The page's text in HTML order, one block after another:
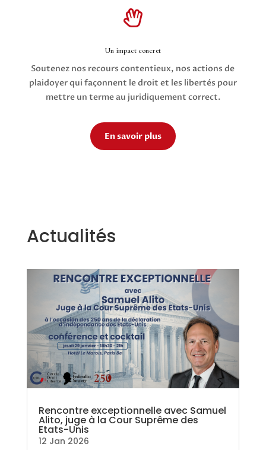

Un impact concret
Soutenez nos recours contentieux, nos actions de
plaidoyer qui façonnent le droit et les libertés pour
mettre un terme au juridiquement correct.
En savoir plus
Actualités
Rencontre exceptionnelle avec Samuel
Alito, juge à la Cour Suprême des
Etats-Unis
12 Jan 2026